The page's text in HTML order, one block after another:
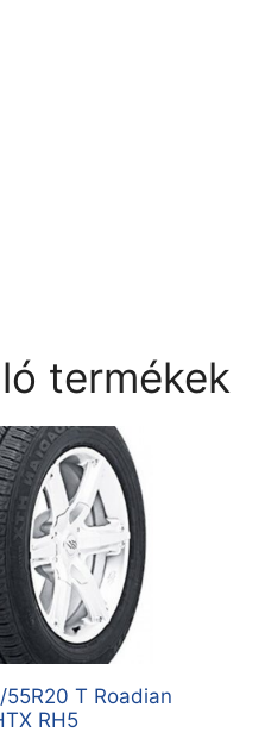
termékek
T Roadian
RH5